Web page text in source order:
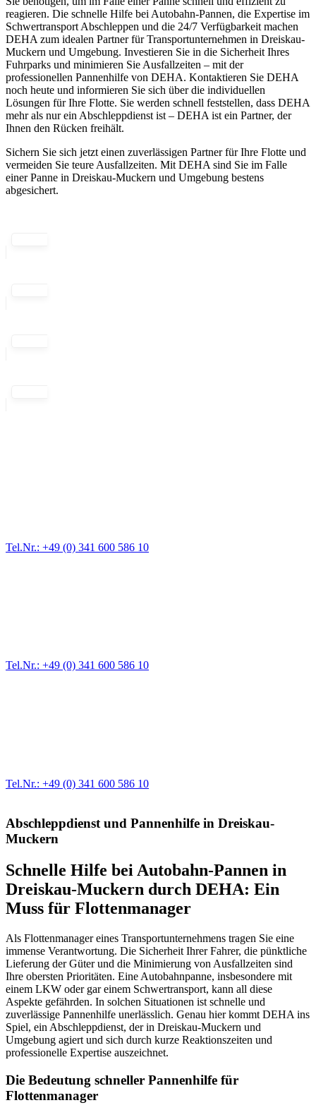
reagieren. Die schnelle Hilfe bei Autobahn-Pannen, die Expertise im
Schwertransport Abschleppen und die 24/7 Verfügbarkeit machen
DEHA zum idealen Partner für Transportunternehmen in Dreiskau-
Muckern und Umgebung. Investieren Sie in die Sicherheit Ihres
Fuhrparks und minimieren Sie Ausfallzeiten – mit der
professionellen Pannenhilfe von DEHA. Kontaktieren Sie DEHA
noch heute und informieren Sie sich über die individuellen
Lösungen für Ihre Flotte. Sie werden schnell feststellen, dass DEHA
mehr als nur ein Abschleppdienst ist – DEHA ist ein Partner, der
Ihnen den Rücken freihält.
Sichern Sie sich jetzt einen zuverlässigen Partner für Ihre Flotte und
vermeiden Sie teure Ausfallzeiten. Mit DEHA sind Sie im Falle
einer Panne in Dreiskau-Muckern und Umgebung bestens
abgesichert.
Tel.Nr.: +49 (0) 341 600 586 10
Tel.Nr.: +49 (0) 341 600 586 10
Tel.Nr.: +49 (0) 341 600 586 10
Abschleppdienst und Pannenhilfe in Dreiskau-
Muckern
Schnelle Hilfe bei Autobahn-Pannen in
Dreiskau-Muckern durch DEHA: Ein
Muss für Flottenmanager
Als Flottenmanager eines Transportunternehmens tragen Sie eine
immense Verantwortung. Die Sicherheit Ihrer Fahrer, die pünktliche
Lieferung der Güter und die Minimierung von Ausfallzeiten sind
Ihre obersten Prioritäten. Eine Autobahnpanne, insbesondere mit
einem LKW oder gar einem Schwertransport, kann all diese
Aspekte gefährden. In solchen Situationen ist schnelle und
zuverlässige Pannenhilfe unerlässlich. Genau hier kommt DEHA ins
Spiel, ein Abschleppdienst, der in Dreiskau-Muckern und
Umgebung agiert und sich durch kurze Reaktionszeiten und
professionelle Expertise auszeichnet.
Die Bedeutung schneller Pannenhilfe für
Flottenmanager